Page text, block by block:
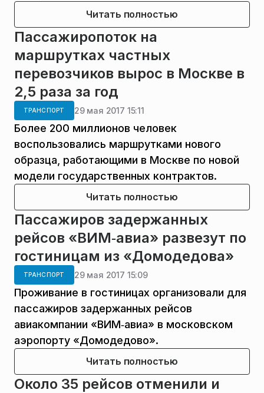
Читать полностью
Пассажиропоток на
маршрутках частных
перевозчиков вырос в Москве в
2,5 раза за год
ТРАНСПОРТ 29 мая 2017 15:11
Более 200 миллионов человек
воспользовались маршрутками нового
образца, работающими в Москве по новой
модели государственных контрактов.
Читать полностью
Пассажиров задержанных
рейсов «ВИМ‑авиа» развезут по
гостиницам из «Домодедова»
ТРАНСПОРТ 29 мая 2017 15:09
Проживание в гостиницах организовали для
пассажиров задержанных рейсов
авиакомпании «ВИМ‑авиа» в московском
аэропорту «Домодедово».
Читать полностью
Около 35 рейсов отменили и